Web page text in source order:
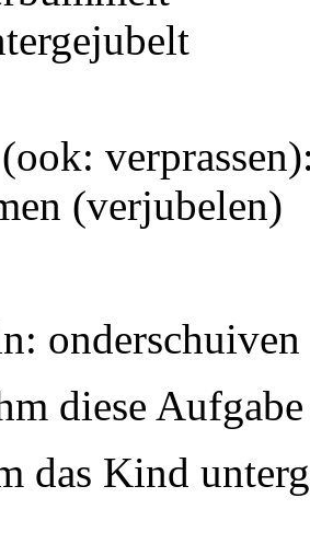
(verjubelen)
onderschuiven
diese
das Kind